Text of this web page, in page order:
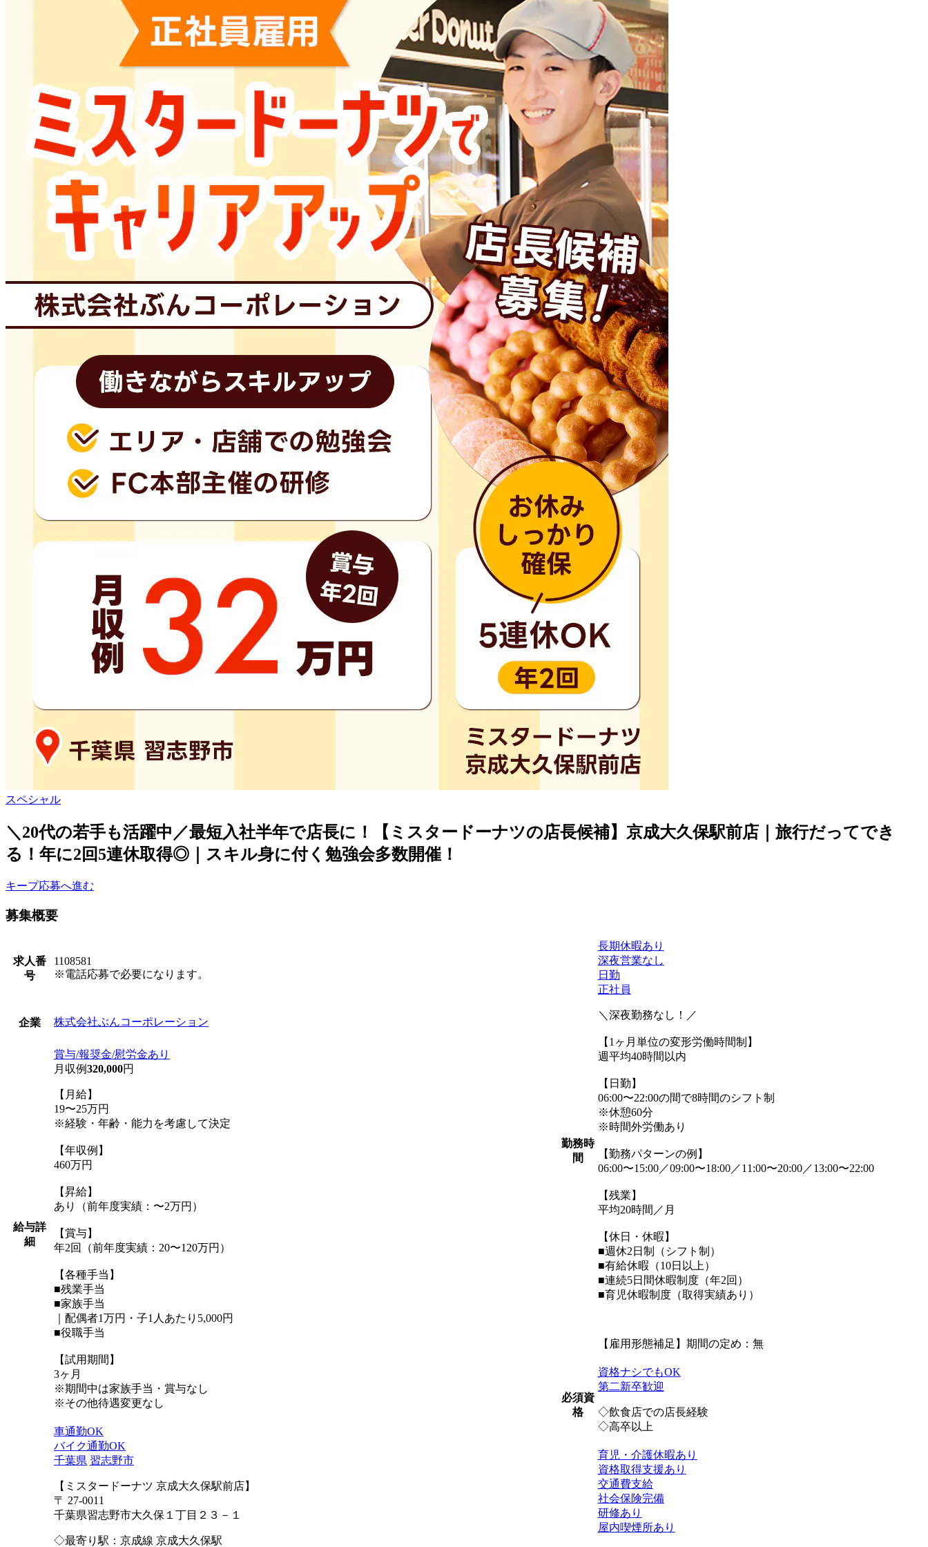
スペシャル
＼20代の若手も活躍中／最短入社半年で店長に！【ミスタードーナツの店長候補】京成大久保駅前店｜旅行だってでき
る！年に2回5連休取得◎｜スキル身に付く勉強会多数開催！
キープ応募へ進む
募集概要
求人番
号
1108581
※電話応募で必要になります。
企業 株式会社ぶんコーポレーション
給与詳
細
賞与/報奨金/慰労金あり
月収例320,000円
【月給】
19〜25万円
※経験・年齢・能力を考慮して決定
【年収例】
460万円
【昇給】
あり（前年度実績：〜2万円）
【賞与】
年2回（前年度実績：20〜120万円）
【各種手当】
■残業手当
■家族手当
｜配偶者1万円・子1人あたり5,000円
■役職手当
【試用期間】
3ヶ月
※期間中は家族手当・賞与なし
※その他待遇変更なし
車通勤OK
バイク通勤OK
千葉県 習志野市
【ミスタードーナツ 京成大久保駅前店】
〒 27-0011
千葉県習志野市大久保１丁目２３－１
◇最寄り駅：京成線 京成大久保駅
勤務時
間
長期休暇あり
深夜営業なし
日勤
正社員
＼深夜勤務なし！／
【1ヶ月単位の変形労働時間制】
週平均40時間以内
【日勤】
06:00〜22:00の間で8時間のシフト制
※休憩60分
※時間外労働あり
【勤務パターンの例】
06:00〜15:00／09:00〜18:00／11:00〜20:00／13:00〜22:00
【残業】
平均20時間／月
【休日・休暇】
■週休2日制（シフト制）
■有給休暇（10日以上）
■連続5日間休暇制度（年2回）
■育児休暇制度（取得実績あり）
【雇用形態補足】期間の定め：無
必須資
格
資格ナシでもOK
第二新卒歓迎
◇飲食店での店長経験
◇高卒以上
育児・介護休暇あり
資格取得支援あり
交通費支給
社会保険完備
研修あり
屋内喫煙所あり